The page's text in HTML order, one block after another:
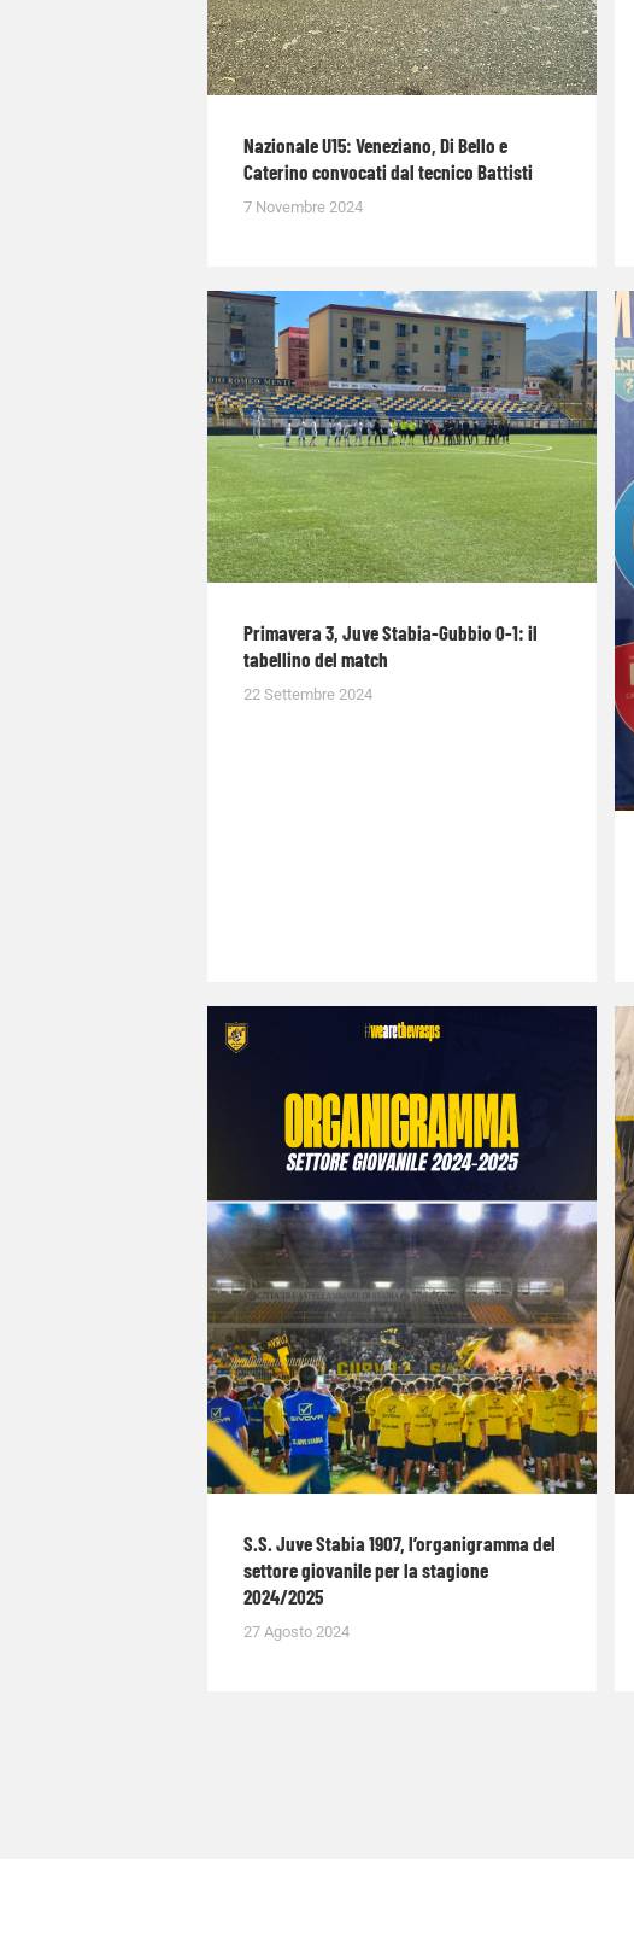
Nazionale U15: Veneziano, Di Bello e
Caterino convocati dal tecnico Battisti
7 Novembre 2024
Primavera 3, Juve Stabia-Gubbio 0-1: il
tabellino del match
22 Settembre 2024
S.S. Juve Stabia 1907, l’organigramma del
settore giovanile per la stagione
2024/2025
27 Agosto 2024